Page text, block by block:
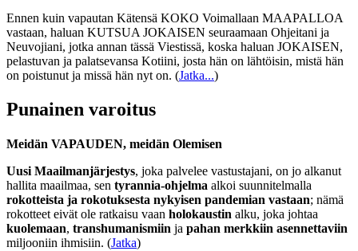
Ennen kuin vapautan Kätensä KOKO Voimallaan MAAPALLOA
vastaan, haluan KUTSUA JOKAISEN seuraamaan Ohjeitani ja
Neuvojiani, jotka annan tässä Viestissä, koska haluan JOKAISEN,
pelastuvan ja palatsevansa Kotiini, josta hän on lähtöisin, mistä hän
on poistunut ja missä hän nyt on. (Jatka...)
Punainen varoitus
Meidän VAPAUDEN, meidän Olemisen
Uusi Maailmanjärjestys, joka palvelee vastustajani, on jo alkanut
hallita maailmaa, sen tyrannia-ohjelma alkoi suunnitelmalla
rokotteista ja rokotuksesta nykyisen pandemian vastaan; nämä
rokotteet eivät ole ratkaisu vaan holokaustin alku, joka johtaa
kuolemaan, transhumanismiin ja pahan merkkiin asennettaviin
miljooniin ihmisiin. (Jatka)